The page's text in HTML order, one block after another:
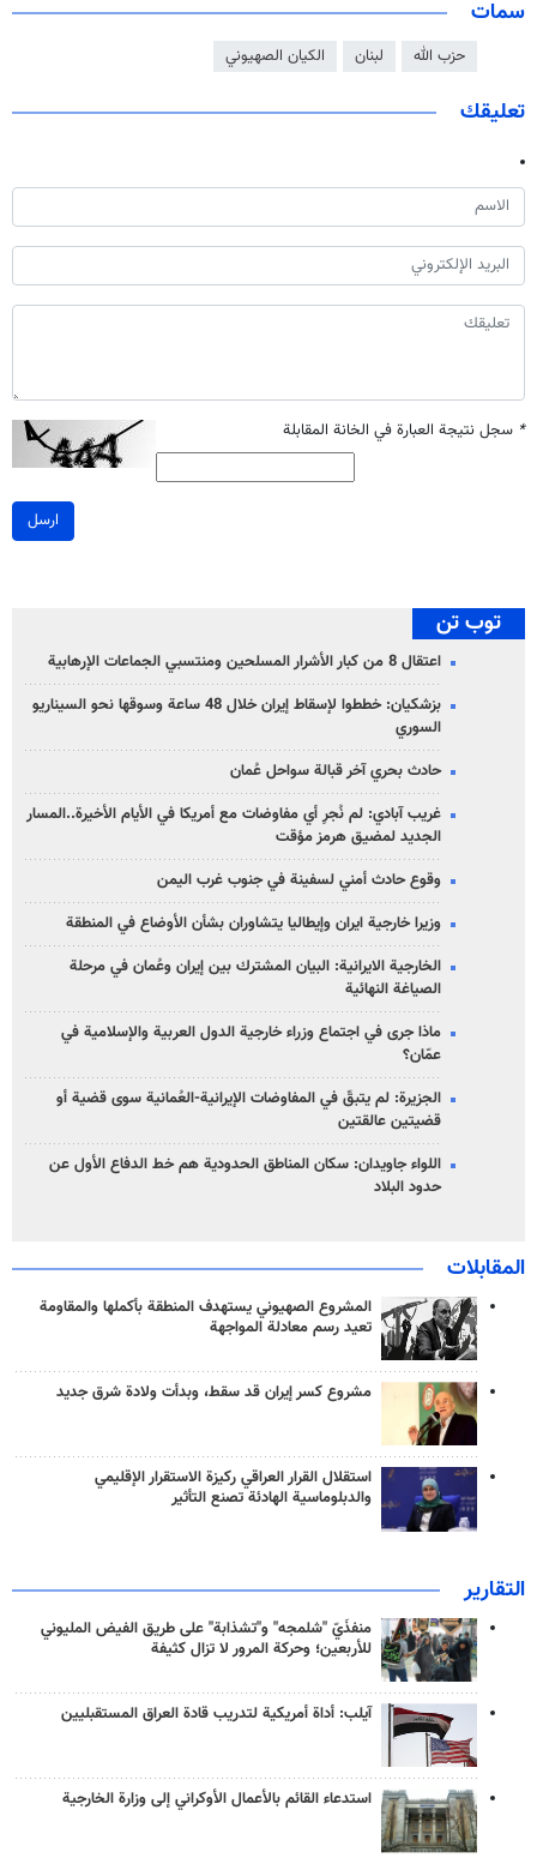
سمات
حزب الله لبنان الكيان الصهيوني
تعليقك
* سجل نتيجة العبارة في الخانة المقابلة
ارسل
توب تن
اعتقال 8 من كبار الأشرار المسلحين ومنتسبي الجماعات الإرهابية
بزشكيان: خططوا لإسقاط إيران خلال 48 ساعة وسوقها نحو السيناريو
السوري
حادث بحري آخر قبالة سواحل عُمان
غريب آبادي: لم نُجرِ أي مفاوضات مع أمريكا في الأيام الأخيرة..المسار
الجديد لمضيق هرمز مؤقت
وقوع حادث أمني لسفينة في جنوب غرب اليمن
وزيرا خارجية ايران وإيطاليا يتشاوران بشأن الأوضاع في المنطقة
الخارجية الايرانية: البيان المشترك بين إيران وعُمان في مرحلة
الصياغة النهائية
ماذا جرى في اجتماع وزراء خارجية الدول العربية والإسلامية في
عمّان؟
الجزيرة: لم يتبقّ في المفاوضات الإيرانية-العُمانية سوى قضية أو
قضيتين عالقتين
اللواء جاويدان: سكان المناطق الحدودية هم خط الدفاع الأول عن
حدود البلاد
المقابلات
المشروع الصهيوني يستهدف المنطقة بأكملها والمقاومة
تعيد رسم معادلة المواجهة
مشروع كسر إيران قد سقط، وبدأت ولادة شرق جديد
استقلال القرار العراقي ركيزة الاستقرار الإقليمي
والدبلوماسية الهادئة تصنع التأثير
التقارير
منفذَيّ "شلمجه" و"تشذابة" على طريق الفيض المليوني
للأربعين؛ وحركة المرور لا تزال كثيفة
آيلب: أداة أمريكية لتدريب قادة العراق المستقبليين
استدعاء القائم بالأعمال الأوكراني إلى وزارة الخارجية